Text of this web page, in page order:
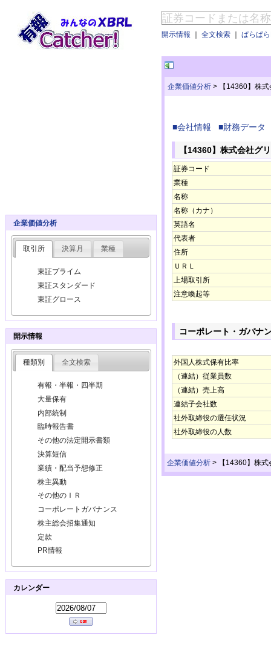
開示情報 ｜ 全文検索 ｜ ぱらぱ
企業価値分析 > 【14360】株
■会社情報 ■財務データ
【14360】株式会社グ
証券コード
業種
名称
名称（カナ）
英語名
代表者
住所
ＵＲＬ
上場取引所
注意喚起等
コーポレート・ガバナ
外国人株式保有比率
（連結）従業員数
（連結）売上高
連結子会社数
社外取締役の選任状況
社外取締役の人数
企業価値分析 > 【14360】株
企業価値分析
取引所 決算月 業種
東証プライム
東証スタンダード
東証グロース
開示情報
種類別 全文検索
有報・半報・四半期
大量保有
内部統制
臨時報告書
その他の法定開示書類
決算短信
業績・配当予想修正
株主異動
その他のＩＲ
コーポレートガバナンス
株主総会招集通知
定款
PR情報
カレンダー